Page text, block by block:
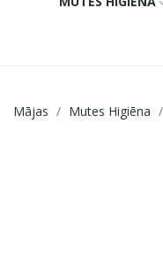
Mājas Mutes Higiēna